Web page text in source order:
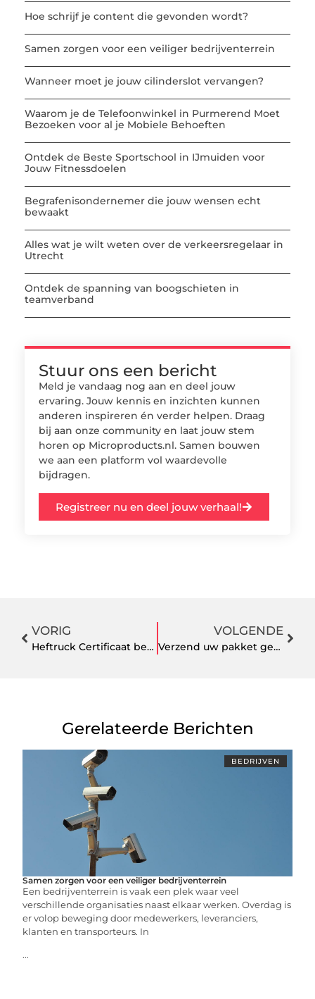
Hoe schrijf je content die gevonden wordt?
Samen zorgen voor een veiliger bedrijventerrein
Wanneer moet je jouw cilinderslot vervangen?
Waarom je de Telefoonwinkel in Purmerend Moet
Bezoeken voor al je Mobiele Behoeften
Ontdek de Beste Sportschool in IJmuiden voor
Jouw Fitnessdoelen
Begrafenisondernemer die jouw wensen echt
bewaakt
Alles wat je wilt weten over de verkeersregelaar in
Utrecht
Ontdek de spanning van boogschieten in
teamverband
Stuur ons een bericht
Meld je vandaag nog aan en deel jouw
ervaring. Jouw kennis en inzichten kunnen
anderen inspireren én verder helpen. Draag
bij aan onze community en laat jouw stem
horen op Microproducts.nl. Samen bouwen
we aan een platform vol waardevolle
bijdragen.
Registreer nu en deel jouw verhaal!
VORIG
Heftruck Certificaat behaald gelukkig
VOLGENDE
Verzend uw pakket gekoeld én verzekerd via koeltransport
Gerelateerde Berichten
BEDRIJVEN
Samen zorgen voor een veiliger bedrijventerrein
Een bedrijventerrein is vaak een plek waar veel
verschillende organisaties naast elkaar werken. Overdag is
er volop beweging door medewerkers, leveranciers,
klanten en transporteurs. In
...